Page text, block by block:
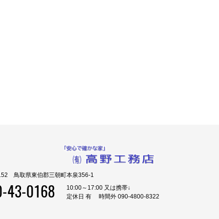
鳥取県東伯郡三朝町本泉356-1
43-0168
10:00～17:00 又は携帯↓
定休日 有 時間外 090-4800-8322